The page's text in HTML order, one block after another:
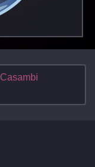
Casambi